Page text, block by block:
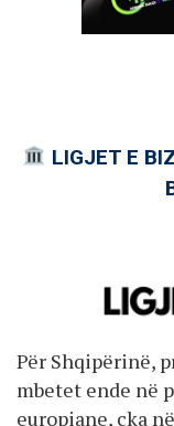
LIGJET E
Për Shqipërinë,
mbetet ende në
europiane, çka